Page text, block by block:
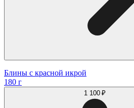
Блины с красной икрой
180 г
1 100 ₽